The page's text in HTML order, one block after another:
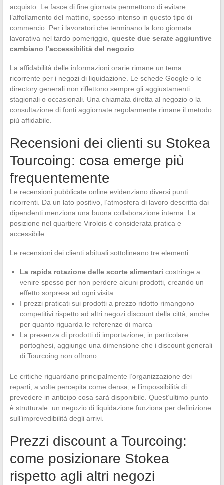
acquisto. Le fasce di fine giornata permettono di evitare
l’affollamento del mattino, spesso intenso in questo tipo di
commercio. Per i lavoratori che terminano la loro giornata
lavorativa nel tardo pomeriggio, queste due serate aggiuntive
cambiano l’accessibilità del negozio.
La affidabilità delle informazioni orarie rimane un tema
ricorrente per i negozi di liquidazione. Le schede Google o le
directory generali non riflettono sempre gli aggiustamenti
stagionali o occasionali. Una chiamata diretta al negozio o la
consultazione di fonti aggiornate regolarmente rimane il metodo
più affidabile.
Recensioni dei clienti su Stokea
Tourcoing: cosa emerge più
frequentemente
Le recensioni pubblicate online evidenziano diversi punti
ricorrenti. Da un lato positivo, l’atmosfera di lavoro descritta dai
dipendenti menziona una buona collaborazione interna. La
posizione nel quartiere Virolois è considerata pratica e
accessibile.
Le recensioni dei clienti abituali sottolineano tre elementi:
La rapida rotazione delle scorte alimentari costringe a
venire spesso per non perdere alcuni prodotti, creando un
effetto sorpresa ad ogni visita
I prezzi praticati sui prodotti a prezzo ridotto rimangono
competitivi rispetto ad altri negozi discount della città, anche
per quanto riguarda le referenze di marca
La presenza di prodotti di importazione, in particolare
portoghesi, aggiunge una dimensione che i discount generali
di Tourcoing non offrono
Le critiche riguardano principalmente l’organizzazione dei
reparti, a volte percepita come densa, e l’impossibilità di
prevedere in anticipo cosa sarà disponibile. Quest’ultimo punto
è strutturale: un negozio di liquidazione funziona per definizione
sull’imprevedibilità degli arrivi.
Prezzi discount a Tourcoing:
come posizionare Stokea
rispetto agli altri negozi